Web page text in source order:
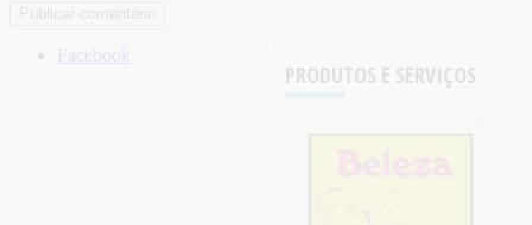
PRODUTOS E SERVIÇOS
Facebook